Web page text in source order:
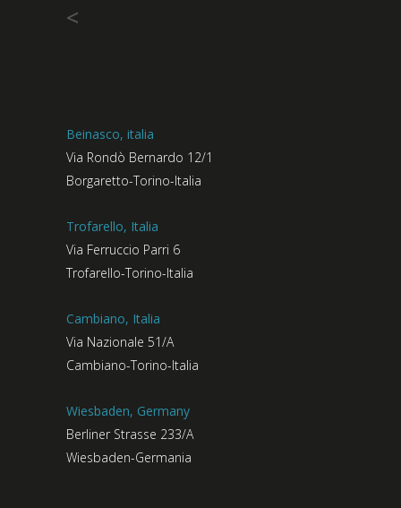
<
Beinasco, italia
Via Rondò Bernardo 12/1
Borgaretto-Torino-Italia
Trofarello, Italia
Via Ferruccio Parri 6
Trofarello-Torino-Italia
Cambiano, Italia
Via Nazionale 51/A
Cambiano-Torino-Italia
Wiesbaden, Germany
Berliner Strasse 233/A
Wiesbaden-Germania